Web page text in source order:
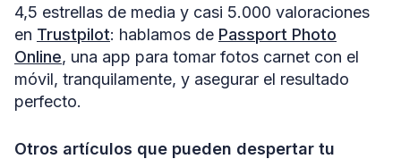
4,5 estrellas de media y casi 5.000 valoraciones
en Trustpilot: hablamos de Passport Photo
Online, una app para tomar fotos carnet con el
móvil, tranquilamente, y asegurar el resultado
perfecto.
Otros artículos que pueden despertar tu